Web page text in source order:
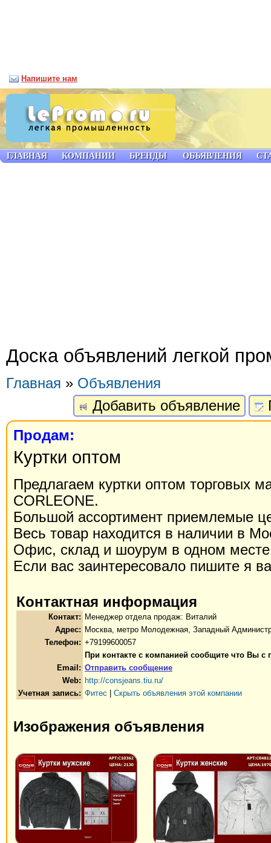
Доска объявлений легкой
Главная » Объявления
Добавить объявление
Продам:
Куртки оптом
Предлагаем куртки оптом торговых
CORLEONE.
Большой ассортимент приемлемые
Весь товар находится в наличии в
Офис, склад и шоурум в одном месте
Если вас заинтересовало пишите я
Контактная информация
Контакт: Менеджер отдела продаж: Виталий
Адрес: Москва, метро Молодежная, Западный
Телефон: +79199600057
При контакте с компанией сообщите что Вы с
Email: Отправить сообщение
Web: http://consjeans.tiu.ru/
Учетная запись: Фитес Скрыть объявления этой компании
Изображения объявления
ГЛАВНАЯ КОМПАНИИ БРЕНДЫ ОБЪЯВЛЕНИЯ
Напишите нам